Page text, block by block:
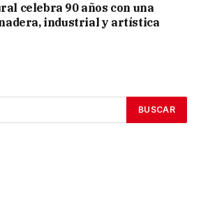
celebra 90 años con una
industrial y artística